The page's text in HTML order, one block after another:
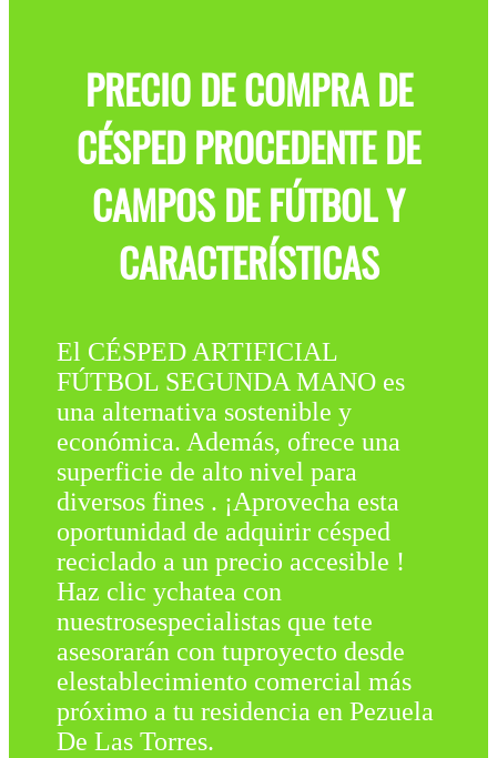
PRECIO DE COMPRA DE
CÉSPED PROCEDENTE DE
CAMPOS DE FÚTBOL Y
CARACTERÍSTICAS
El CÉSPED ARTIFICIAL
FÚTBOL SEGUNDA MANO es
una alternativa sostenible y
económica. Además, ofrece una
superficie de alto nivel para
diversos fines . ¡Aprovecha esta
oportunidad de adquirir césped
reciclado a un precio accesible !
Haz clic ychatea con
nuestrosespecialistas que tete
asesorarán con tuproyecto desde
elestablecimiento comercial más
próximo a tu residencia en Pezuela
De Las Torres.